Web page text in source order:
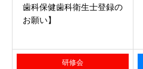
歯科保健歯科衛生士登録の
お願い】
研修会